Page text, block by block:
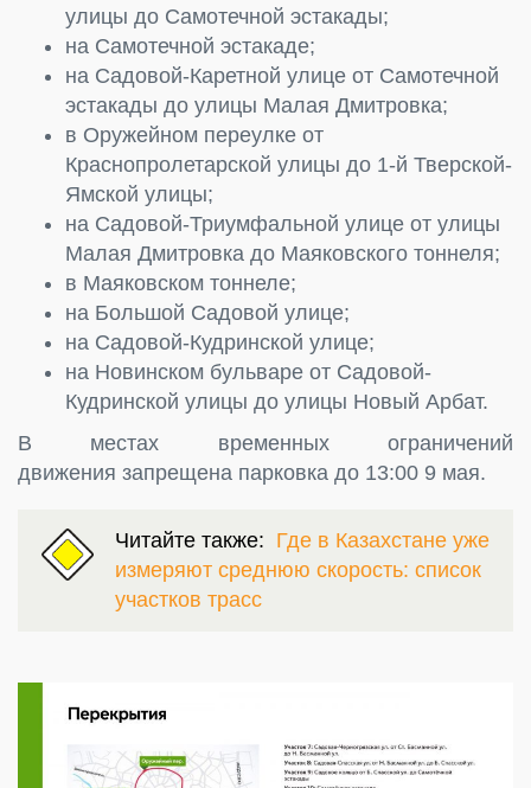
улицы до Самотечной эстакады;
на Самотечной эстакаде;
на Садовой-Каретной улице от Самотечной
эстакады до улицы Малая Дмитровка;
в Оружейном переулке от
Краснопролетарской улицы до 1-й Тверской-
Ямской улицы;
на Садовой-Триумфальной улице от улицы
Малая Дмитровка до Маяковского тоннеля;
в Маяковском тоннеле;
на Большой Садовой улице;
на Садовой-Кудринской улице;
на Новинском бульваре от Садовой-
Кудринской улицы до улицы Новый Арбат.
В местах временных ограничений
движения запрещена парковка до 13:00 9 мая.
Читайте также: Где в Казахстане уже
измеряют среднюю скорость: список
участков трасс